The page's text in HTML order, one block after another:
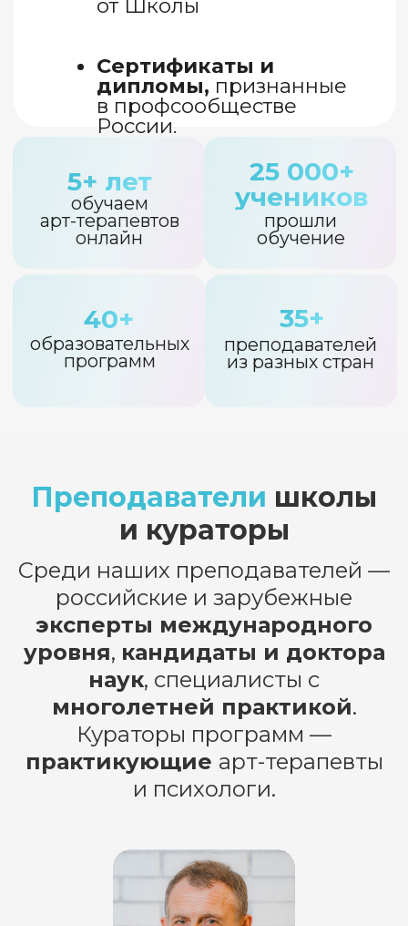
Преподаватели школы
и кураторы
Среди наших преподавателей —
российские и зарубежные
эксперты международного
уровня, кандидаты и доктора
наук, специалисты с
многолетней практикой.
Кураторы программ —
практикующие арт-терапевты
и психологи.
Подписаться
на новости школы
Мы регулярно проводим
полезностями (статьями, арт-
техниками, подборками и др).
Хочу получать полезности
Нужна помощь? Наши
заявку в нашем Телеграм боте,
или напишите в Вконтакте и мы
сами с вами свяжемся!»
Остались вопросы?